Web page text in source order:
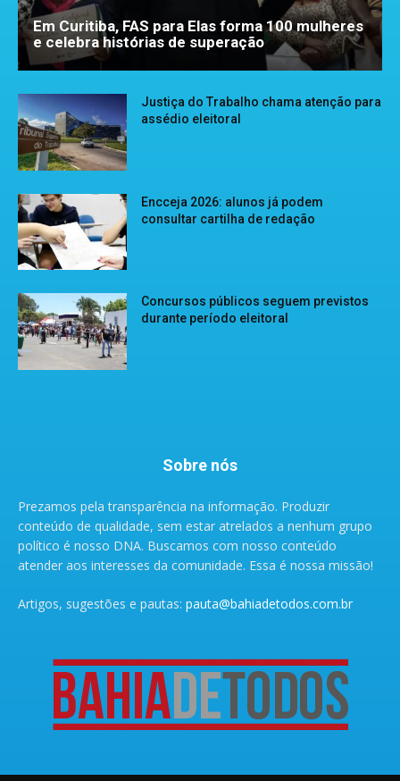
Em Curitiba, FAS para Elas forma 100 mulheres
e celebra histórias de superação
Justiça do Trabalho chama atenção para
assédio eleitoral
Encceja 2026: alunos já podem
consultar cartilha de redação
Concursos públicos seguem previstos
durante período eleitoral
Sobre nós
Prezamos pela transparência na informação. Produzir
conteúdo de qualidade, sem estar atrelados a nenhum grupo
político é nosso DNA. Buscamos com nosso conteúdo
atender aos interesses da comunidade. Essa é nossa missão!
Artigos, sugestões e pautas: pauta@bahiadetodos.com.br